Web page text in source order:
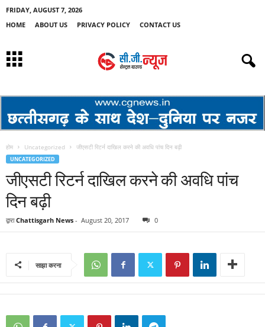
FRIDAY, AUGUST 7, 2026
HOME
ABOUT US PRIVACY POLICY CONTACT US
होम Uncategorized जीएसटी रिटर्न दाखिल करने की अवधि पांच दिन बढ़ी
UNCATEGORIZED
जीएसटी रिटर्न दाखिल करने की अवधि पांच
दिन बढ़ी
द्वारा Chattisgarh News - August 20, 2017 0
साझा करना